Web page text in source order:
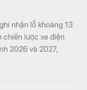
nhận lỗ khoảng 13
chiến lược xe điện
2026 và 2027,